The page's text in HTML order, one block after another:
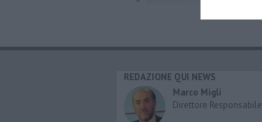
REDAZIONE QUI NEWS
Marco Migli
Direttore Responsabile